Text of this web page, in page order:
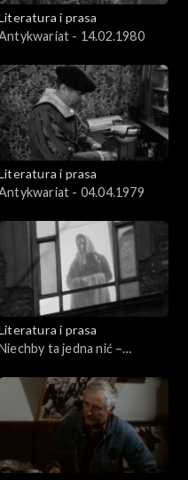
i prasa
- 14.02.1980
i prasa
- 04.04.1979
i prasa
ta jedna nić –